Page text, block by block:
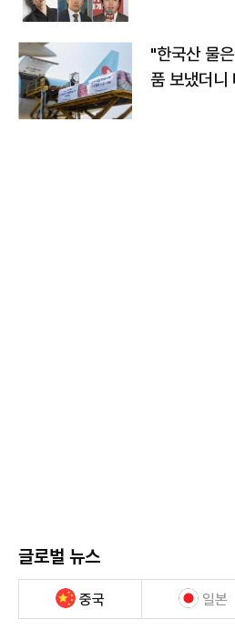
"한국산 물
품 보냈더니
글로벌 뉴스
중국 일본